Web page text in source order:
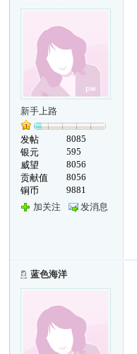
新手上路
发帖
8085
银元
595
威望
8056
贡献值
8056
铜币
9881
加关注
发消息
蓝色海洋